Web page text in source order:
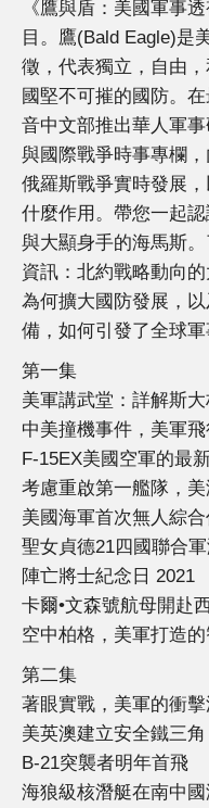
《鷹與盾：美國軍事
目。鷹(Bald Eagle)是
徵，代表獨立，自由
國堅不可摧的國防。
音中文部推出華人軍
與國際戰爭時事專欄
俄羅斯戰爭實時發展
什麼作用。帶您一起
與大顯身手的海馬斯
資訊：北約戰略動向
為何擴大國防發展，
備，如何引發了全球軍
第一集
美軍講武堂：詳解斯大
中美撞機事件，美軍
F-15EX美國空軍的最
考慮重啟第一艦隊，
美國海軍首次無人綜
聖女貞德21四國聯合
陣亡將士紀念日 2021
卡爾•文森號航母開赴
空中柏格，美軍打造
第二集
著眼實戰，美軍的衝
美英澳建立安全鐵三角
B-21突襲者明年首飛
海狼級核潛艇在南中